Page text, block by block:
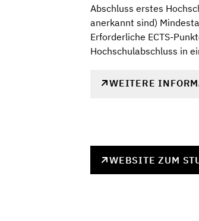
Abschluss erstes
anerkannt sind)
Erforderliche ECTS-
Hochschulabschluss in
WEITERE
WEBSITE ZUM